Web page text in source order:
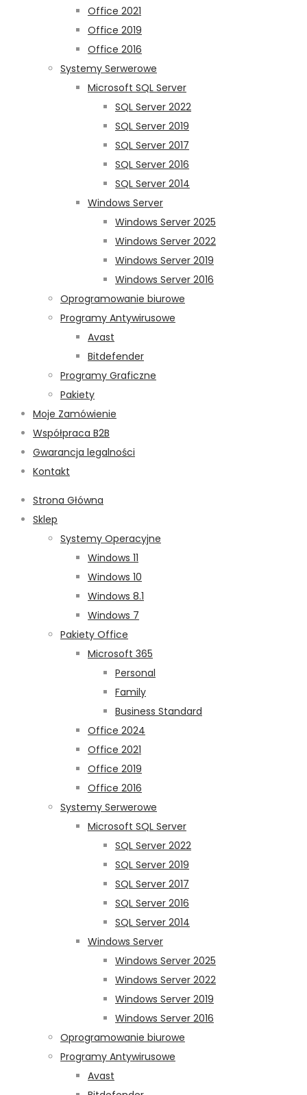
Office 2021
Office 2019
Office 2016
Systemy Serwerowe
Microsoft SQL Server
SQL Server 2022
SQL Server 2019
SQL Server 2017
SQL Server 2016
SQL Server 2014
Windows Server
Windows Server 2025
Windows Server 2022
Windows Server 2019
Windows Server 2016
Oprogramowanie biurowe
Programy Antywirusowe
Avast
Bitdefender
Programy Graficzne
Pakiety
Moje Zamówienie
Współpraca B2B
Gwarancja legalności
Kontakt
Strona Główna
Sklep
Systemy Operacyjne
Windows 11
Windows 10
Windows 8.1
Windows 7
Pakiety Office
Microsoft 365
Personal
Family
Business Standard
Office 2024
Office 2021
Office 2019
Office 2016
Systemy Serwerowe
Microsoft SQL Server
SQL Server 2022
SQL Server 2019
SQL Server 2017
SQL Server 2016
SQL Server 2014
Windows Server
Windows Server 2025
Windows Server 2022
Windows Server 2019
Windows Server 2016
Oprogramowanie biurowe
Programy Antywirusowe
Avast